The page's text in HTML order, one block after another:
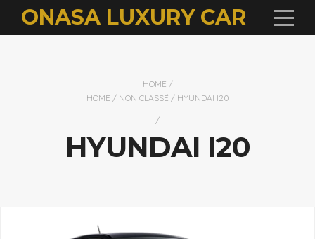
ONASA LUXURY CAR
HOME /
HOME / NON CLASSÉ / HYUNDAI I20
/
HYUNDAI I20